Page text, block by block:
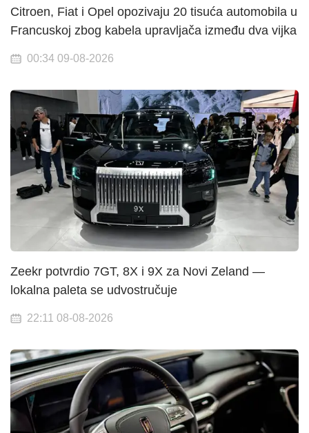
Citroen, Fiat i Opel opozivaju 20 tisuća automobila u
Francuskoj zbog kabela upravljača između dva vijka
00:34 09-08-2026
Zeekr potvrdio 7GT, 8X i 9X za Novi Zeland —
lokalna paleta se udvostručuje
22:11 08-08-2026